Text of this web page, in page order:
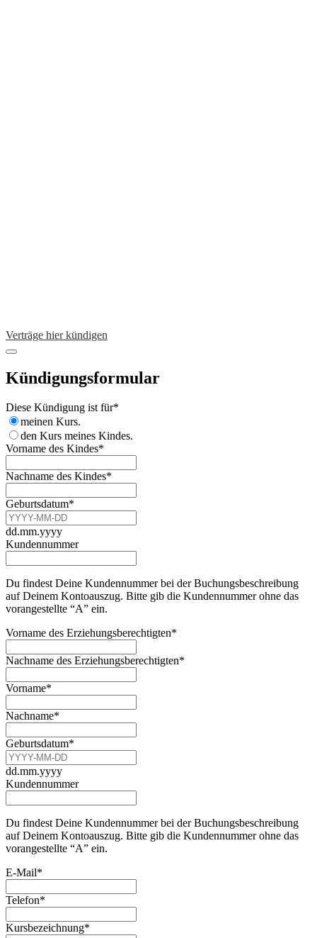
Verträge hier kündigen
Kündigungsformular
Diese Kündigung ist für*
meinen Kurs.
den Kurs meines Kindes.
Vorname des Kindes*
Nachname des Kindes*
Geburtsdatum*
dd.mm.yyyy
Kundennummer
Du findest Deine Kundennummer bei der Buchungsbeschreibung
auf Deinem Kontoauszug. Bitte gib die Kundennummer ohne das
vorangestellte “A” ein.
Vorname des Erziehungsberechtigten*
Nachname des Erziehungsberechtigten*
Vorname*
Nachname*
Geburtsdatum*
dd.mm.yyyy
Kundennummer
Du findest Deine Kundennummer bei der Buchungsbeschreibung
auf Deinem Kontoauszug. Bitte gib die Kundennummer ohne das
vorangestellte “A” ein.
Email*
E-Mail*
Telefon*
Kursbezeichnung*